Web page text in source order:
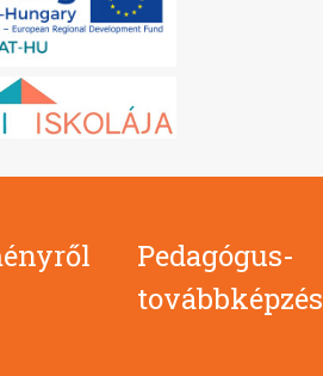
Pedagógus-
továbbképzés